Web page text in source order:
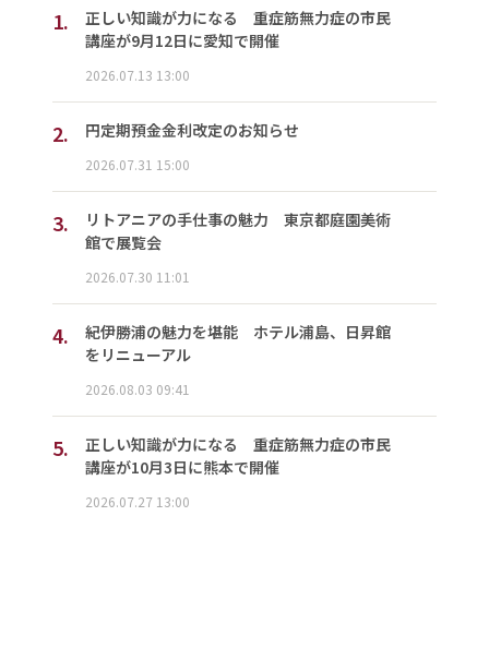
1.
正しい知識が力になる 重症筋無力症の市民
講座が9月12日に愛知で開催
2026.07.13 13:00
2. 円定期預金金利改定のお知らせ
2026.07.31 15:00
3.
リトアニアの手仕事の魅力 東京都庭園美術
館で展覧会
2026.07.30 11:01
4.
紀伊勝浦の魅力を堪能 ホテル浦島、日昇館
をリニューアル
2026.08.03 09:41
5.
正しい知識が力になる 重症筋無力症の市民
講座が10月3日に熊本で開催
2026.07.27 13:00